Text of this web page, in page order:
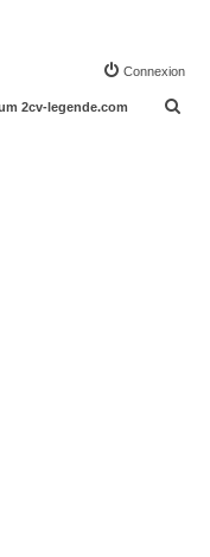
Connexion
2cv-legende.com